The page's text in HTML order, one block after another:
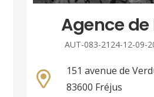
Agence de
AUT-083-2124-12-09-
151 avenue de
83600 Fréjus